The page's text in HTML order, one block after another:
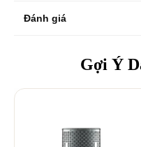
Đánh giá
Gợi Ý